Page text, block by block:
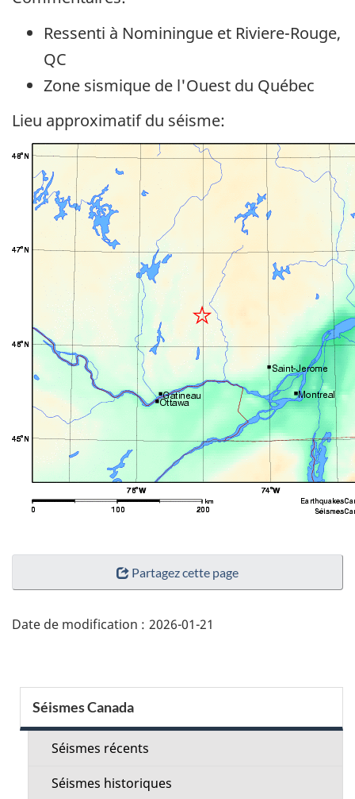
Ressenti à Nominingue et Riviere-Rouge,
QC
Zone sismique de l'Ouest du Québec
Lieu approximatif du séisme:
"Détails
page"
Partagez cette page
Date de modification : 2026-01-21
Menu
de
Séismes Canada
Séismes récents
Séismes historiques